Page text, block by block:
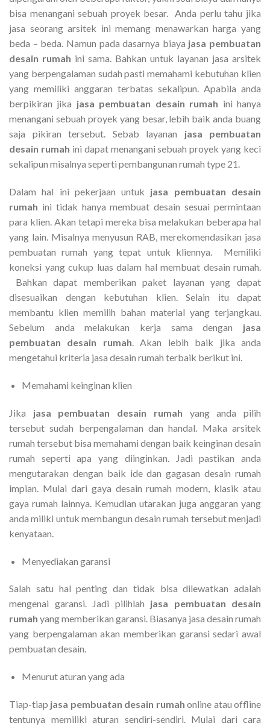
bisa menangani sebuah proyek besar. Anda perlu tahu jika
jasa seorang arsitek ini memang menawarkan harga yang
beda – beda. Namun pada dasarnya biaya jasa pembuatan
desain rumah ini sama. Bahkan untuk layanan jasa arsitek
yang berpengalaman sudah pasti memahami kebutuhan klien
yang memiliki anggaran terbatas sekalipun. Apabila anda
berpikiran jika jasa pembuatan desain rumah ini hanya
menangani sebuah proyek yang besar, lebih baik anda buang
saja pikiran tersebut. Sebab layanan jasa pembuatan
desain rumah ini dapat menangani sebuah proyek yang keci
sekalipun misalnya seperti pembangunan rumah type 21.
Dalam hal ini pekerjaan untuk jasa pembuatan desain
rumah ini tidak hanya membuat desain sesuai permintaan
para klien. Akan tetapi mereka bisa melakukan beberapa hal
yang lain. Misalnya menyusun RAB, merekomendasikan jasa
pembuatan rumah yang tepat untuk kliennya. Memiliki
koneksi yang cukup luas dalam hal membuat desain rumah.
Bahkan dapat memberikan paket layanan yang dapat
disesuaikan dengan kebutuhan klien. Selain itu dapat
membantu klien memilih bahan material yang terjangkau.
Sebelum anda melakukan kerja sama dengan jasa
pembuatan desain rumah. Akan lebih baik jika anda
mengetahui kriteria jasa desain rumah terbaik berikut ini.
Memahami keinginan klien
Jika jasa pembuatan desain rumah yang anda pilih
tersebut sudah berpengalaman dan handal. Maka arsitek
rumah tersebut bisa memahami dengan baik keinginan desain
rumah seperti apa yang diinginkan. Jadi pastikan anda
mengutarakan dengan baik ide dan gagasan desain rumah
impian. Mulai dari gaya desain rumah modern, klasik atau
gaya rumah lainnya. Kemudian utarakan juga anggaran yang
anda miliki untuk membangun desain rumah tersebut menjadi
kenyataan.
Menyediakan garansi
Salah satu hal penting dan tidak bisa dilewatkan adalah
mengenai garansi. Jadi pilihlah jasa pembuatan desain
rumah yang memberikan garansi. Biasanya jasa desain rumah
yang berpengalaman akan memberikan garansi sedari awal
pembuatan desain.
Menurut aturan yang ada
Tiap-tiap jasa pembuatan desain rumahonline atau offline
tentunya memiliki aturan sendiri-sendiri. Mulai dari cara